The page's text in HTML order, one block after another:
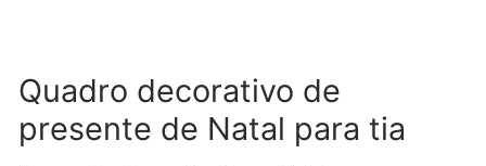
Quadro decorativo de
presente de Natal para tia